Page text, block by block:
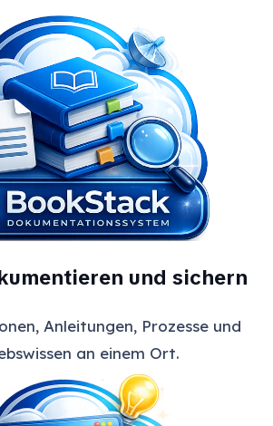
und sichern
Anleitungen, Prozesse und
an einem Ort.